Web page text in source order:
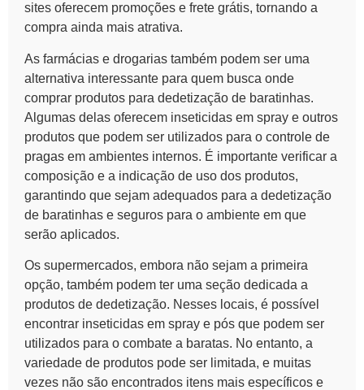
sites oferecem promoções e frete grátis, tornando a
compra ainda mais atrativa.
As farmácias e drogarias também podem ser uma
alternativa interessante para quem busca onde
comprar produtos para dedetização de baratinhas.
Algumas delas oferecem inseticidas em spray e outros
produtos que podem ser utilizados para o controle de
pragas em ambientes internos. É importante verificar a
composição e a indicação de uso dos produtos,
garantindo que sejam adequados para a dedetização
de baratinhas e seguros para o ambiente em que
serão aplicados.
Os supermercados, embora não sejam a primeira
opção, também podem ter uma seção dedicada a
produtos de dedetização. Nesses locais, é possível
encontrar inseticidas em spray e pós que podem ser
utilizados para o combate a baratas. No entanto, a
variedade de produtos pode ser limitada, e muitas
vezes não são encontrados itens mais específicos e